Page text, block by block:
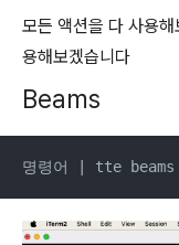
모든 액션을 다 사용
용해보겠습니다
Beams
명령어 | tte